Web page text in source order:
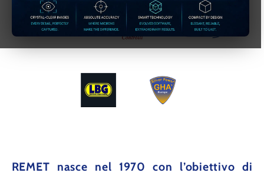
REMET nasce nel 1970 con l’obiettivo di